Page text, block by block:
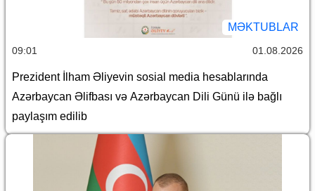
MƏKTUBLAR
09:01 01.08.2026
Prezident İlham Əliyevin sosial media hesablarında
Azərbaycan Əlifbası və Azərbaycan Dili Günü ilə bağlı
paylaşım edilib